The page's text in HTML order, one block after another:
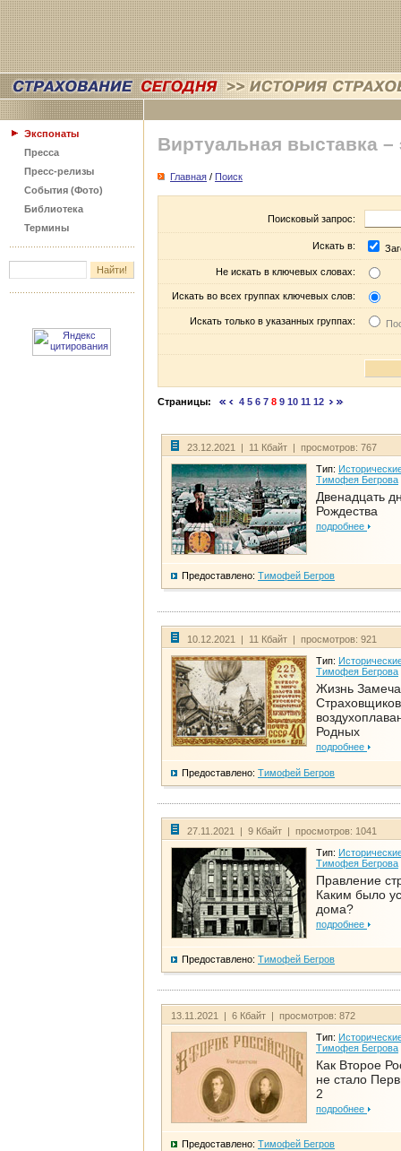
Экспонаты
Пресса
Пресс-релизы
События (Фото)
Библиотека
Термины
Виртуальная выставка –
Главная / Поиск
Поисковый запрос:
Искать в:
Не искать в ключевых словах:
Искать во всех группах ключевых слов:
Искать только в указанных группах:
Страницы: 4 5 6 7 8 9 10 11 12
23.12.2021 | 11 Кбайт | просмотров: 767
Тип:
Тимофея Бегрова
Двенадцать
Рождества
подробнее
Предоставлено: Тимофей Бегров
10.12.2021 | 11 Кбайт | просмотров: 921
Тип:
Тимофея Бегрова
Жизнь
Родных
подробнее
Предоставлено: Тимофей Бегров
27.11.2021 | 9 Кбайт | просмотров: 1041
Тип:
Тимофея Бегрова
Правление
Каким было
дома?
подробнее
Предоставлено: Тимофей Бегров
13.11.2021 | 6 Кбайт | просмотров: 872
Тип:
Тимофея Бегрова
Как Второе
не стало
2
подробнее
Предоставлено: Тимофей Бегров